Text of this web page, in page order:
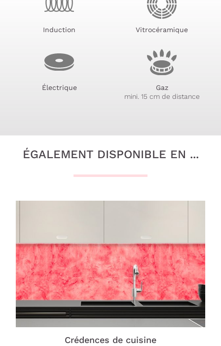
Induction Vitrocéramique
Électrique
Gaz
mini. 15 cm de distance
ÉGALEMENT DISPONIBLE EN ...
Crédences de cuisine